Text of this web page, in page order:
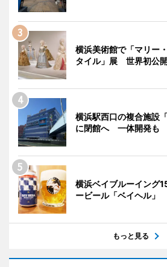
横浜美術館で「マリー
タイル」展 世界初公
横浜駅西口の複合施設
に閉館へ 一体開発も
横浜ベイブルーイング
ービール「ベイヘル」
もっと見る